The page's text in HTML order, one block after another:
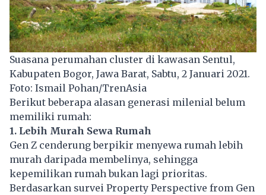
Suasana perumahan cluster di kawasan Sentul,
Kabupaten Bogor, Jawa Barat, Sabtu, 2 Januari 2021.
Foto: Ismail Pohan/TrenAsia
Berikut beberapa alasan generasi milenial belum
memiliki rumah:
1. Lebih Murah Sewa Rumah
Gen Z cenderung berpikir menyewa rumah lebih
murah daripada membelinya, sehingga
kepemilikan rumah bukan lagi prioritas.
Berdasarkan survei Property Perspective from Gen